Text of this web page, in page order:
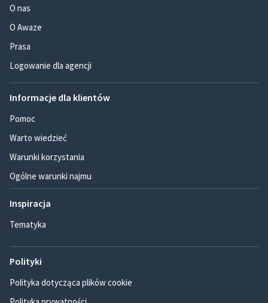
O nas
O Awaze
Prasa
Logowanie dla agencji
Informacje dla klientów
Pomoc
Warto wiedzieć
Warunki korzystania
Ogólne warunki najmu
Inspiracja
Tematyka
Polityki
Polityka dotycząca plików cookie